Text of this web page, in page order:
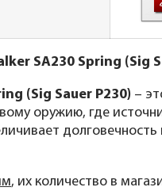
SA230 Spring (Sig
(Sig Sauer P230) –
оружию, где
, их количество в